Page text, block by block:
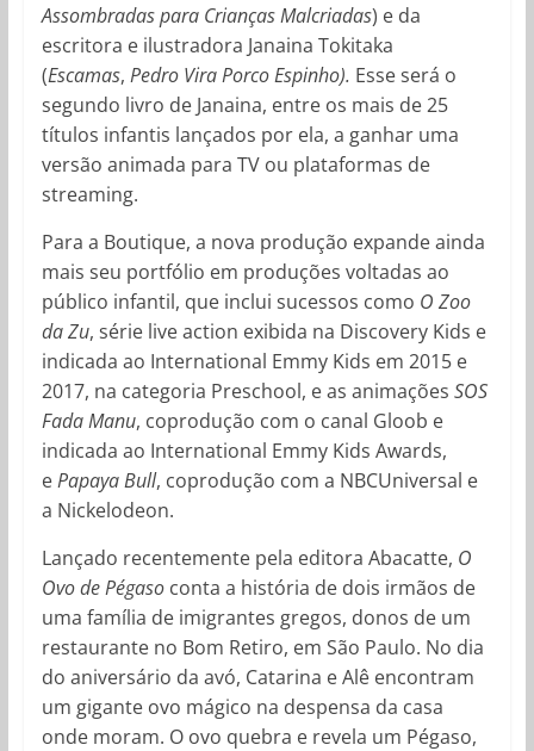
Assombradas para Crianças Malcriadas) e da
escritora e ilustradora Janaina Tokitaka
(Escamas, Pedro Vira Porco Espinho). Esse será o
segundo livro de Janaina, entre os mais de 25
títulos infantis lançados por ela, a ganhar uma
versão animada para TV ou plataformas de
streaming.
Para a Boutique, a nova produção expande ainda
mais seu portfólio em produções voltadas ao
público infantil, que inclui sucessos como O Zoo
da Zu, série live action exibida na Discovery Kids e
indicada ao International Emmy Kids em 2015 e
2017, na categoria Preschool, e as animações SOS
Fada Manu, coprodução com o canal Gloob e
indicada ao International Emmy Kids Awards,
ePapaya Bull, coprodução com a NBCUniversal e
a Nickelodeon.
Lançado recentemente pela editora Abacatte, O
Ovo de Pégasoconta a história de dois irmãos de
uma família de imigrantes gregos, donos de um
restaurante no Bom Retiro, em São Paulo. No dia
do aniversário da avó, Catarina e Alê encontram
um gigante ovo mágico na despensa da casa
onde moram. O ovo quebra e revela um Pégaso,